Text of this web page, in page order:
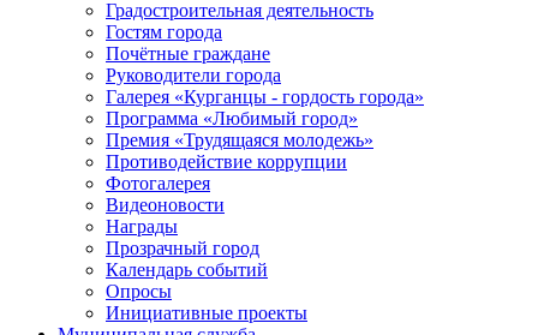
Градостроительная деятельность
Гостям города
Почётные граждане
Руководители города
Галерея «Курганцы - гордость города»
Программа «Любимый город»
Премия «Трудящаяся молодежь»
Противодействие коррупции
Фотогалерея
Видеоновости
Награды
Прозрачный город
Календарь событий
Опросы
Инициативные проекты